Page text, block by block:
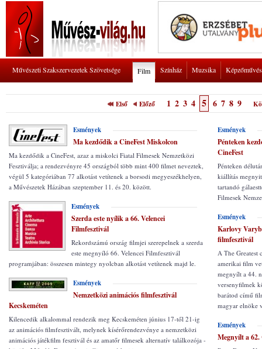
Művészeti Szakszervezetek Szövetsége Film Színház Muzsika
Első Előző 1 2 3 4 5 6 7 8 9
Esmények
Ma kezdődik a CineFest Miskolcon
Ma kezdődik a CineFest, azaz a miskolci Fiatal Filmesek Nemzetközi
Fesztiválja; a rendezvényre 45 országból több mint 400 filmet neveztek,
végül 5 kategóriában 77 alkotást vetítenek a borsodi megyeszékhelyen,
a Művészetek Házában szeptember 11. és 20. között.
Esmények
Szerda este nyílik a 66. Velencei
Filmfesztivál
Rekordszámú ország filmjei szerepelnek a szerda
este megnyíló 66. Velencei Filmfesztivál
programjában: összesen mintegy nyolcban alkotást vetítenek majd le.
Esmények
Nemzetközi animációs filmfesztivál
Kecskeméten
Kilencedik alkalommal rendezik meg Kecskeméten június 17-től 21-ig
az animációs filmfesztivált, melynek kísérőrendezvénye a nemzetközi
animációs játékfilm fesztivál és az amatőr filmesek alternatív találkozója -
Esmények
Pénteken
CineFest
Pénteken
kiállítás
tartandó
Filmesek
Esmények
Karlovy
filmfesztivál
A The Greatest
amerikai film
megnyílt a 44.
versenyfilmek
barátod című
magyar elnöke
Esmények
Megnyílt a